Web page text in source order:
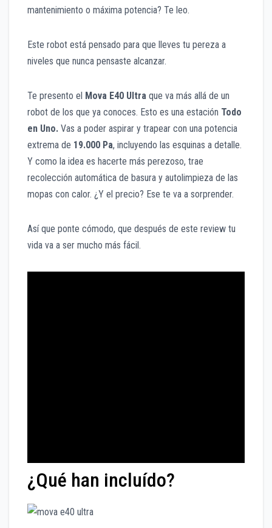
mantenimiento o máxima potencia? Te leo.
Este robot está pensado para que lleves tu pereza a
niveles que nunca pensaste alcanzar.
Te presento el Mova E40 Ultra que va más allá de un
robot de los que ya conoces. Esto es una estación Todo
en Uno. Vas a poder aspirar y trapear con una potencia
extrema de 19.000 Pa, incluyendo las esquinas a detalle.
Y como la idea es hacerte más perezoso, trae
recolección automática de basura y autolimpieza de las
mopas con calor. ¿Y el precio? Ese te va a sorprender.
Así que ponte cómodo, que después de este review tu
vida va a ser mucho más fácil.
¿Qué han incluído?